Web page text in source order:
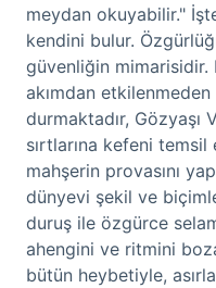
meydan okuyabilir."
kendini bulur.
güvenliğin
akımdan
durmaktadır, Gözyaşı
sırtlarına kefeni
mahşerin provasını
dünyevi şekil ve
duruş ile özgürce
ahengini ve ritmini
bütün heybetiyle,